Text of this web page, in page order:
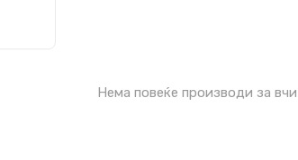
Нема повеќе производи за